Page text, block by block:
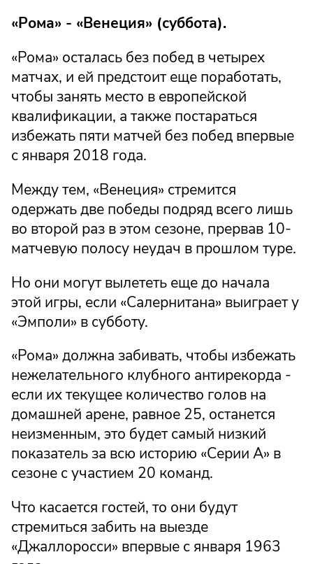
«Рома» - «Венеция» (суббота).
«Рома» осталась без побед в четырех
матчах, и ей предстоит еще поработать,
чтобы занять место в европейской
квалификации, а также постараться
избежать пяти матчей без побед впервые
с января 2018 года.
Между тем, «Венеция» стремится
одержать две победы подряд всего лишь
во второй раз в этом сезоне, прервав 10-
матчевую полосу неудач в прошлом туре.
Но они могут вылететь еще до начала
этой игры, если «Салернитана» выиграет у
«Эмполи» в субботу.
«Рома» должна забивать, чтобы избежать
нежелательного клубного антирекорда -
если их текущее количество голов на
домашней арене, равное 25, останется
неизменным, это будет самый низкий
показатель за всю историю «Серии А» в
сезоне с участием 20 команд.
Что касается гостей, то они будут
стремиться забить на выезде
«Джаллоросси» впервые с января 1963